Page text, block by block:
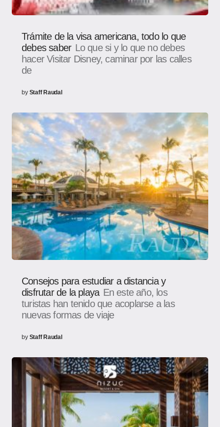
Trámite de la visa americana, todo lo que
debes saber Lo que si y lo que no debes
hacer Visitar Disney, caminar por las calles
de
by Staff Raudal
Consejos para estudiar a distancia y
disfrutar de la playa En este año, los
turistas han tenido que acoplarse a las
nuevas formas de viaje
by Staff Raudal